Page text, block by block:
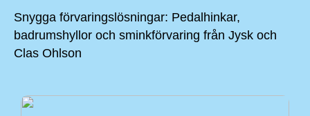
Snygga förvaringslösningar: Pedalhinkar,
badrumshyllor och sminkförvaring från Jysk och
Clas Ohlson